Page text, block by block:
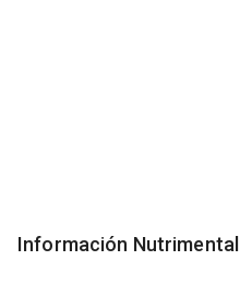
Información Nutrimental